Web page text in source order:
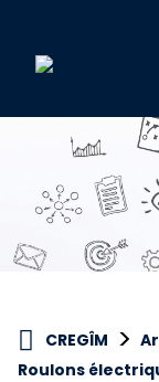
CREGÎM >
Roulons